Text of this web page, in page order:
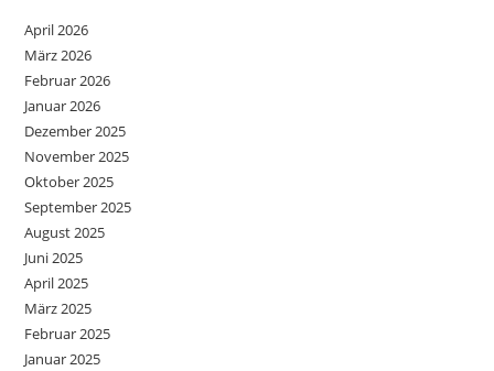
April 2026
März 2026
Februar 2026
Januar 2026
Dezember 2025
November 2025
Oktober 2025
September 2025
August 2025
Juni 2025
April 2025
März 2025
Februar 2025
Januar 2025